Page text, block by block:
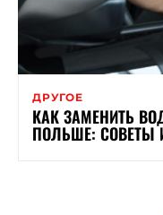
ДРУГОЕ
КАК ЗАМЕНИТЬ
ПОЛЬШЕ: СОВЕТЫ